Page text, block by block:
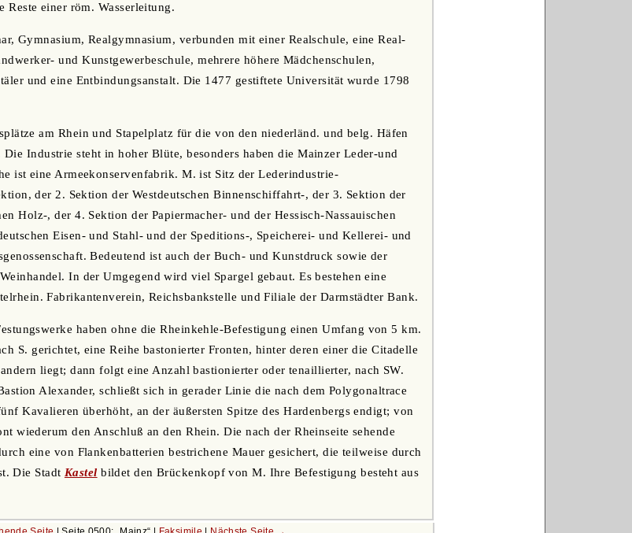
Reste einer röm. Wasserleitung.
Gymnasium, Realgymnasium, verbunden mit einer Realschule, eine Real-
und Kunstgewerbeschule, mehrere höhere Mädchenschulen,
und eine Entbindungsanstalt. Die 1477 gestiftete Universität wurde 1798
am Rhein und Stapelplatz für die von den niederländ. und belg. Häfen
Industrie steht in hoher Blüte, besonders haben die Mainzer Leder-und
ist eine Armeekonservenfabrik. M. ist Sitz der Lederindustrie-
der 2. Sektion der Westdeutschen Binnenschiffahrt-, der 3. Sektion der
Holz-, der 4. Sektion der Papiermacher- und der Hessisch-Nassauischen
Eisen- und Stahl- und der Speditions-, Speicherei- und Kellerei- und
Bedeutend ist auch der Buch- und Kunstdruck sowie der
In der Umgegend wird viel Spargel gebaut. Es bestehen eine
Fabrikantenverein, Reichsbankstelle und Filiale der Darmstädter Bank.
haben ohne die Rheinkehle-Befestigung einen Umfang von 5 km.
S. gerichtet, eine Reihe bastonierter Fronten, hinter deren einer die Citadelle
liegt; dann folgt eine Anzahl bastionierter oder tenaillierter, nach SW.
Alexander, schließt sich in gerader Linie die nach dem Polygonaltrace
Kavalieren überhöht, an der äußersten Spitze des Hardenbergs endigt; von
wiederum den Anschluß an den Rhein. Die nach der Rheinseite sehende
eine von Flankenbatterien bestrichene Mauer gesichert, die teilweise durch
Die Stadt Kastel bildet den Brückenkopf von M. Ihre Befestigung besteht aus